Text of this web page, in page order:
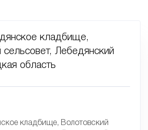
кладбище,
сельсовет, Лебедянский
область
кладбище, Волотовский